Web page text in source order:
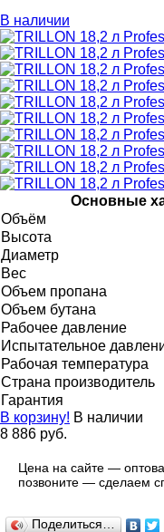
В наличии
Основные
Объём
Высота
Диаметр
Вес
Объем пропана
Объем бутана
Рабочее давление
Испытательное
Рабочая температура
Страна производитель
Гарантия
В корзину! В наличии
8 886 руб.
Цена на сайте —
позвоните — сделаем
Поделиться…